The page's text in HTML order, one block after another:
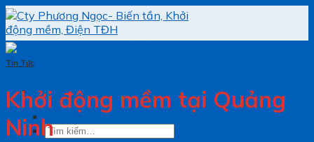
Skip
to
content
Tìm
Tin Tức
Khởi động mềm tại Quảng
Ninh